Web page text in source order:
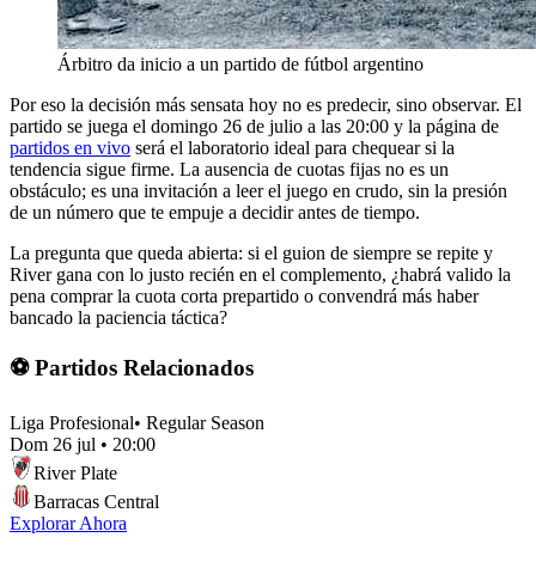
Árbitro da inicio a un partido de fútbol argentino
Por eso la decisión más sensata hoy no es predecir, sino observar. El
partido se juega el domingo 26 de julio a las 20:00 y la página de
partidos en vivo será el laboratorio ideal para chequear si la
tendencia sigue firme. La ausencia de cuotas fijas no es un
obstáculo; es una invitación a leer el juego en crudo, sin la presión
de un número que te empuje a decidir antes de tiempo.
La pregunta que queda abierta: si el guion de siempre se repite y
River gana con lo justo recién en el complemento, ¿habrá valido la
pena comprar la cuota corta prepartido o convendrá más haber
bancado la paciencia táctica?
⚽ Partidos Relacionados
Liga Profesional• Regular Season
Dom 26 jul • 20:00
River Plate
Barracas Central
Explorar Ahora